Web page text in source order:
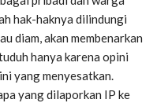
hak-haknya dilindungi
diam, akan membenarkan
hanya karena opini
yang menyesatkan.
yang dilaporkan IP ke